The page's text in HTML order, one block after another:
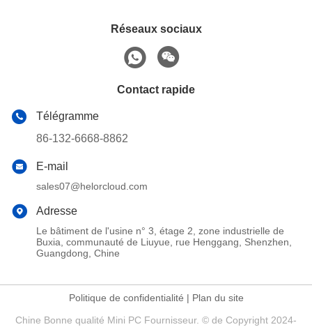
Réseaux sociaux
Contact rapide
Télégramme
86-132-6668-8862
E-mail
sales07@helorcloud.com
Adresse
Le bâtiment de l'usine n° 3, étage 2, zone industrielle de
Buxia, communauté de Liuyue, rue Henggang, Shenzhen,
Guangdong, Chine
Politique de confidentialité | Plan du site
Chine Bonne qualité Mini PC Fournisseur. © de Copyright 2024-